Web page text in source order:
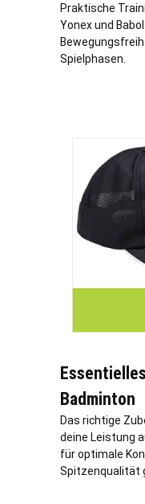
Praktische
Yonex und
Spielphasen.
Badminton
Das richtige
deine Leistung
für optimale
Spitzenqualität